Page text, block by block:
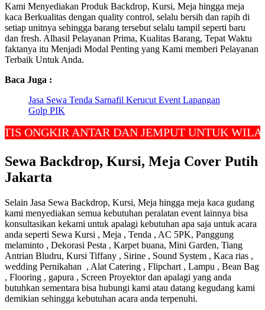
Kami Menyediakan Produk Backdrop, Kursi, Meja hingga meja
kaca Berkualitas dengan quality control, selalu bersih dan rapih di
setiap unitnya sehingga barang tersebut selalu tampil seperti baru
dan fresh. Alhasil Pelayanan Prima, Kualitas Barang, Tepat Waktu
faktanya itu Menjadi Modal Penting yang Kami memberi Pelayanan
Terbaik Untuk Anda.
Baca Juga :
Jasa Sewa Tenda Sarnafil Kerucut Event Lapangan
Golp PIK
ANTAR DAN JEMPUT UNTUK WILAYAH
Sewa Backdrop, Kursi, Meja Cover Putih
Jakarta
Selain Jasa Sewa Backdrop, Kursi, Meja hingga meja kaca gudang
kami menyediakan semua kebutuhan peralatan event lainnya bisa
konsultasikan kekami untuk apalagi kebutuhan apa saja untuk acara
anda seperti Sewa Kursi , Meja , Tenda , AC 5PK, Panggung
melaminto , Dekorasi Pesta , Karpet buana, Mini Garden, Tiang
Antrian Bludru, Kursi Tiffany , Sirine , Sound System , Kaca rias ,
wedding Pernikahan , Alat Catering , Flipchart , Lampu , Bean Bag
, Flooring , gapura , Screen Proyektor dan apalagi yang anda
butuhkan sementara bisa hubungi kami atau datang kegudang kami
demikian sehingga kebutuhan acara anda terpenuhi.